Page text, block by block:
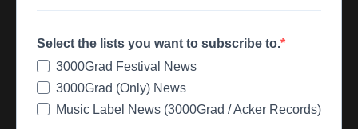
Select the lists you want to subscribe to.
3000Grad Festival News
3000Grad (Only) News
Music Label News (3000Grad / Acker Records)